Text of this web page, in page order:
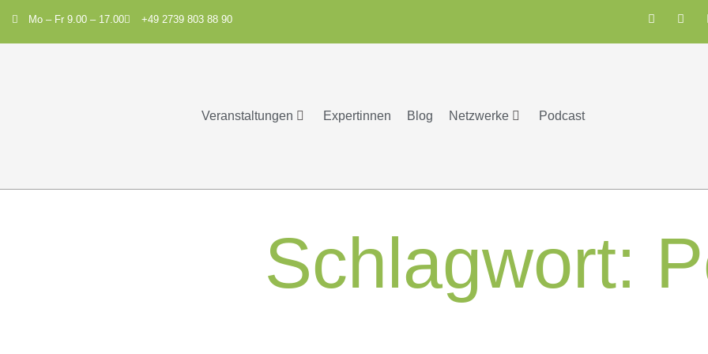
Mo – Fr 9.00 – 17.00 +49 2739 803 88 90
Veranstaltungen Expertinnen Blog Netzwerke Podcast
Schlagwort: